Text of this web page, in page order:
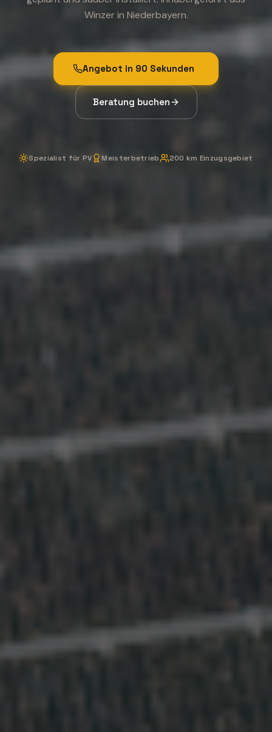
Winzer in Niederbayern.
Angebot in 90 Sekunden
Beratung buchen
Spezialist für PV Meisterbetrieb 200 km Einzugsgebiet